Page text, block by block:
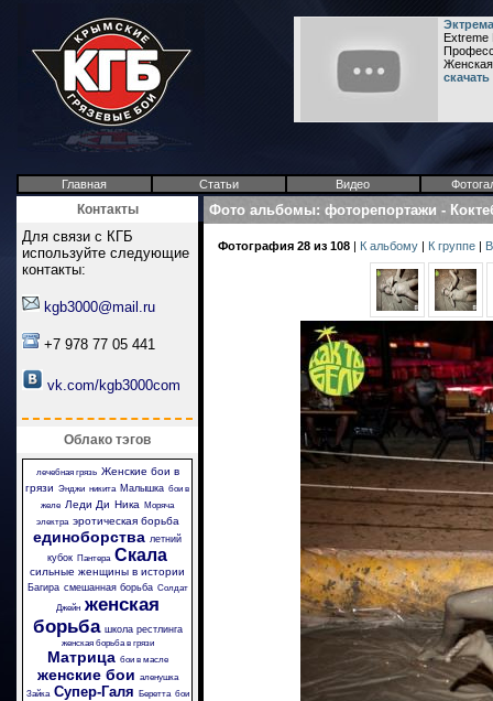
Extreme
Главная Статьи Видео
Контакты
Для связи с КГБ
используйте следующие
контакты:
kgb3000@mail.ru
+7 978 77 05 441
vk.com/kgb3000com
Облако тэгов
лечебная грязь Женские бои в
грязи Энджи никита Малышка бои в
желе Леди Ди Ника
Моряча
электра эротическая борьба
единоборства летний
кубок Пантера Скала
сильные женщины в истории
Багира смешанная борьба Солдат
Джейн женская
борьба школа рестлинга
женская борьба в грязи
Матрица бои в масле
женские бои аленушка
Зайка Супер-Галя Беретта бои
Фото альбомы: фоторепортажи -
Фотография 28 из 108 | К альбому | К группе |